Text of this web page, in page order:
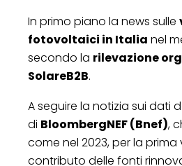
In primo piano la news sulle
fotovoltaici in Italia nel
secondo la rilevazione
SolareB2B.
A seguire la notizia sui dati
di BloombergNEF (Bnef),
come nel 2023, per la prima
contributo delle fonti